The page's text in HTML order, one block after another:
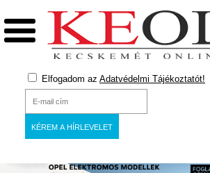
Elfogadom az Adatvédelmi Tájékoztatót!